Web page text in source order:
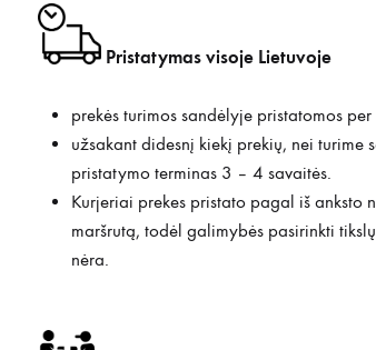
Pristatymas visoje Lietuvoje
prekės turimos sandėlyje pristatomos
užsakant didesnį kiekį prekių, nei turime
pristatymo terminas 3 – 4 savaitės.
Kurjeriai prekes pristato pagal iš anksto
maršrutą, todėl galimybės pasirinkti
nėra.